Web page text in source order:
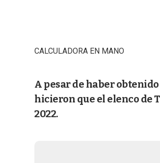
CALCULADORA EN MANO
A pesar de haber
hicieron que el elenco de
2022.